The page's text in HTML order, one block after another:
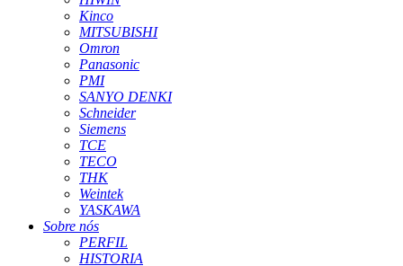
Kinco
MITSUBISHI
Omron
Panasonic
PMI
SANYO DENKI
Schneider
Siemens
TCE
TECO
THK
Weintek
YASKAWA
Sobre nós
PERFIL
HISTORIA